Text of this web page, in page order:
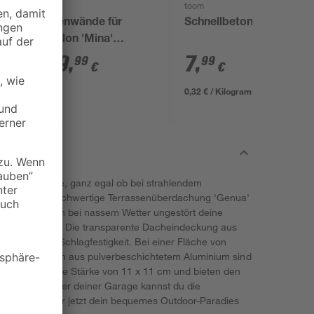
Seitenwände für
Pavillon 'Mina'
schwarz 4er-Set
179,99 €
toom
Schnellbeton 25 kg
7,99 €
0,32 € / Kilogramm
der Terrasse, ganz egal ob bei strahlendem
Die hochwertige Terrassenüberdachung 'Genua'
du auch bei nassem Wetter ungestört deine
kannst. Die transparente Dacheindeckung aus
eine hohe Schlagfestigkeit. Bei einer Fläche von
Die Pfosten aus pulverbeschichtetem Aluminium sind
haben eine Stärke von 11 x 11 cm und bieten den
Hauses oder deiner Garage kannst du die
Schaff dir jetzt dein bequemes Outdoor-Paradies